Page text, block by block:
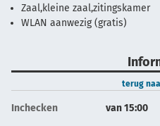
Zaal,kleine zaal,zitingskamer
WLAN aanwezig (gratis)
terug
Inchecken van 15:00